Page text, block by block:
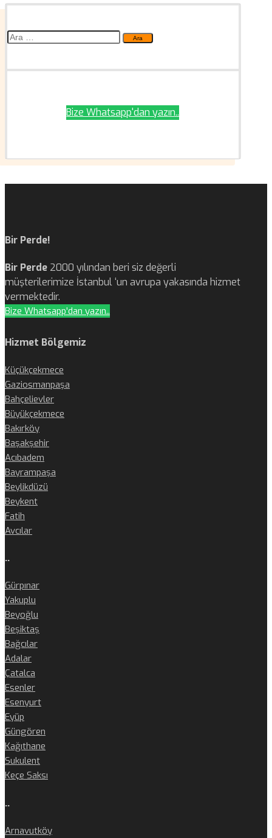
Arama:
Bize Whatsapp'dan yazın..
Bir Perde!
Bir Perde 2000 yılından beri siz değerli
müşterilerimize İstanbul ‘un avrupa yakasında hizmet
vermektedir.
Bize Whatsapp'dan yazın..
Hizmet Bölgemiz
Küçükçekmece
Gaziosmanpaşa
Bahçelievler
Büyükçekmece
Bakırköy
Başakşehir
Acıbadem
Bayrampaşa
Beylikdüzü
Beykent
Fatih
Avcılar
..
Gürpınar
Yakuplu
Beyoğlu
Beşiktaş
Bağcılar
Adalar
Çatalca
Esenler
Esenyurt
Eyüp
Güngören
Kağıthane
Sukulent
Keçe Saksı
..
Arnavutköy